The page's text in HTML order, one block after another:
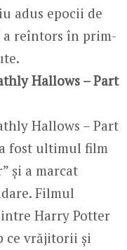
adus epocii de
reîntors în prim-
Hallows – Part
Hallows – Part
a fost ultimul film
și a marcat
Filmul
Harry Potter
ce vrăjitorii și